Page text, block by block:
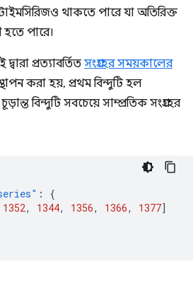
টাইমসিরিজও থাকতে পারে যা অতিরিক্ত
পারে।
প্রত্যাবর্তিত সংগ্রহের সময়কালের
করা হয়, প্রথম বিন্দুটি হল
বিন্দুটি সবচেয়ে সাম্প্রতিক সংগ্রহের
:
{
1352, 1344, 1356, 1366, 1377]